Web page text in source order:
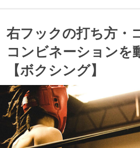
右フックの打ち方・
コンビネーションを
【ボクシング】